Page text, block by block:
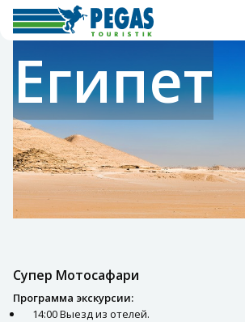
Египет
Супер Мотосафари
Программа экскурсии:
14:00 Выезд из отелей.